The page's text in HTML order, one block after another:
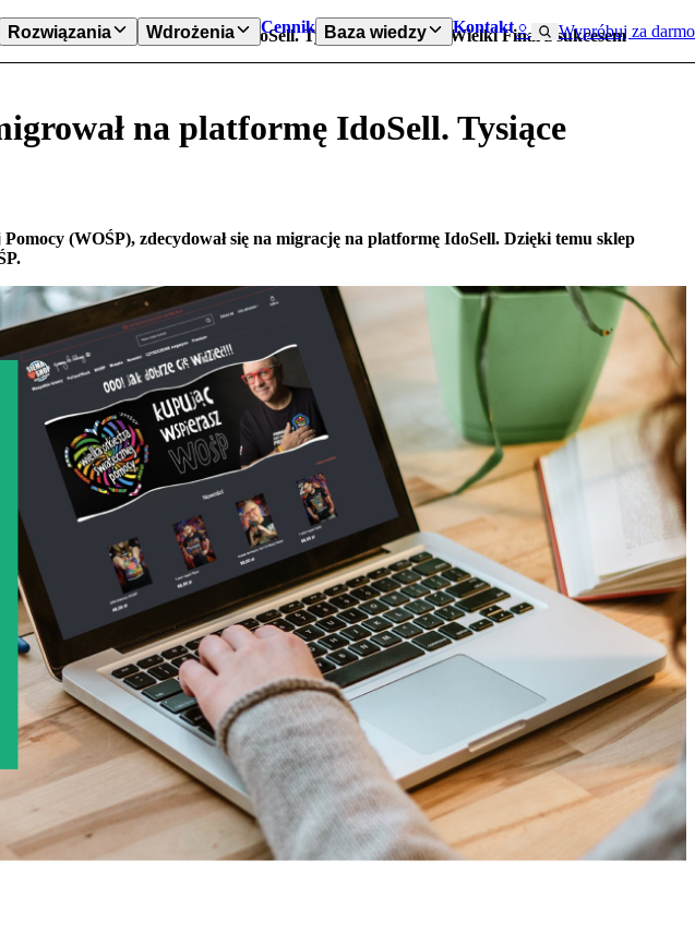
Rozwiązania Wdrożenia Cennik Baza wiedzy Kontakt Wypróbuj za darmo
- migrował na platformę IdoSell. Tysiące zamówień i Wielki Finał z sukcesem
na platformę IdoSell. Tysiące
(WOŚP), zdecydował się na migrację na platformę IdoSell. Dzięki temu sklep